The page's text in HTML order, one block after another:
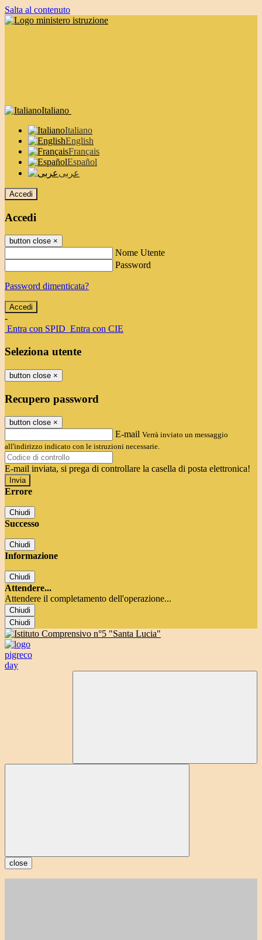
Salta al contenuto
Italiano
Italiano
English
Français
Español
عربى
Accedi
Accedi
button close ×
Nome Utente
Password
Password dimenticata?
-
Entra con SPID Entra con CIE
Seleziona utente
button close ×
Recupero password
button close ×
E-mail Verrà inviato un messaggio
all'indirizzo indicato con le istruzioni necessarie.
E-mail inviata, si prega di controllare la casella di posta elettronica!
Errore
Chiudi
Successo
Chiudi
Informazione
Chiudi
Attendere...
Attendere il completamento dell'operazione...
Chiudi
Chiudi
close